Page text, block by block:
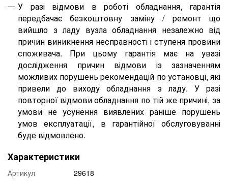
У разі відмови в роботі обладнання, гарантія
передбачає безкоштовну заміну / ремонт що
вийшло з ладу вузла обладнання незалежно від
причин виникнення несправності і ступеня провини
споживача. При цьому гарантія має на увазі
дослідження причин відмови із зазначенням
можливих порушень рекомендацій по установці, які
привели до виходу обладнання з ладу. У разі
повторної відмови обладнання по тій же причині, за
умови не усунення виявлених раніше порушень
умов експлуатації, в гарантійної обслуговуванні
буде відмовлено.
Характеристики
Артикул
29618